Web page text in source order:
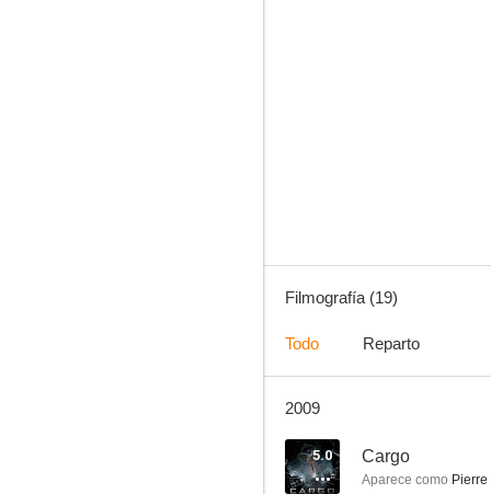
Filmografía (19)
Todo Reparto
2009
5.0 Cargo
Aparece como